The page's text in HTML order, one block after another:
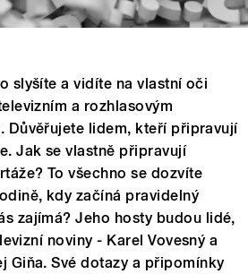
slyšíte a vidíte na vlastní oči
a rozhlasovým
Důvěřujete lidem, kteří připravují
Jak se vlastně připravují
To všechno se dozvíte
kdy začíná pravidelný
zajímá? Jeho hosty budou lidé,
noviny - Karel Vovesný a
Giňa. Své dotazy a připomínky